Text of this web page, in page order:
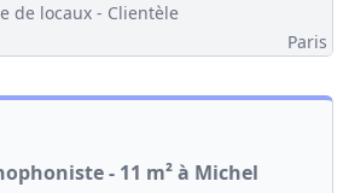
de locaux - Clientèle
Paris
- 11 m² à Michel